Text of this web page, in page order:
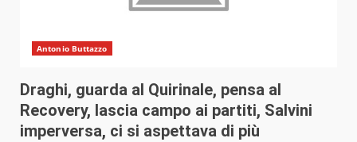
Antonio Buttazzo
Draghi, guarda al Quirinale, pensa al
Recovery, lascia campo ai partiti, Salvini
imperversa, ci si aspettava di più